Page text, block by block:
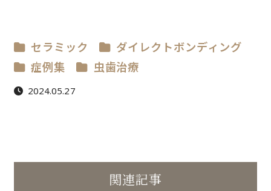
セラミック
ダイレクトボンディング
症例集
虫歯治療
2024.05.27
関連記事